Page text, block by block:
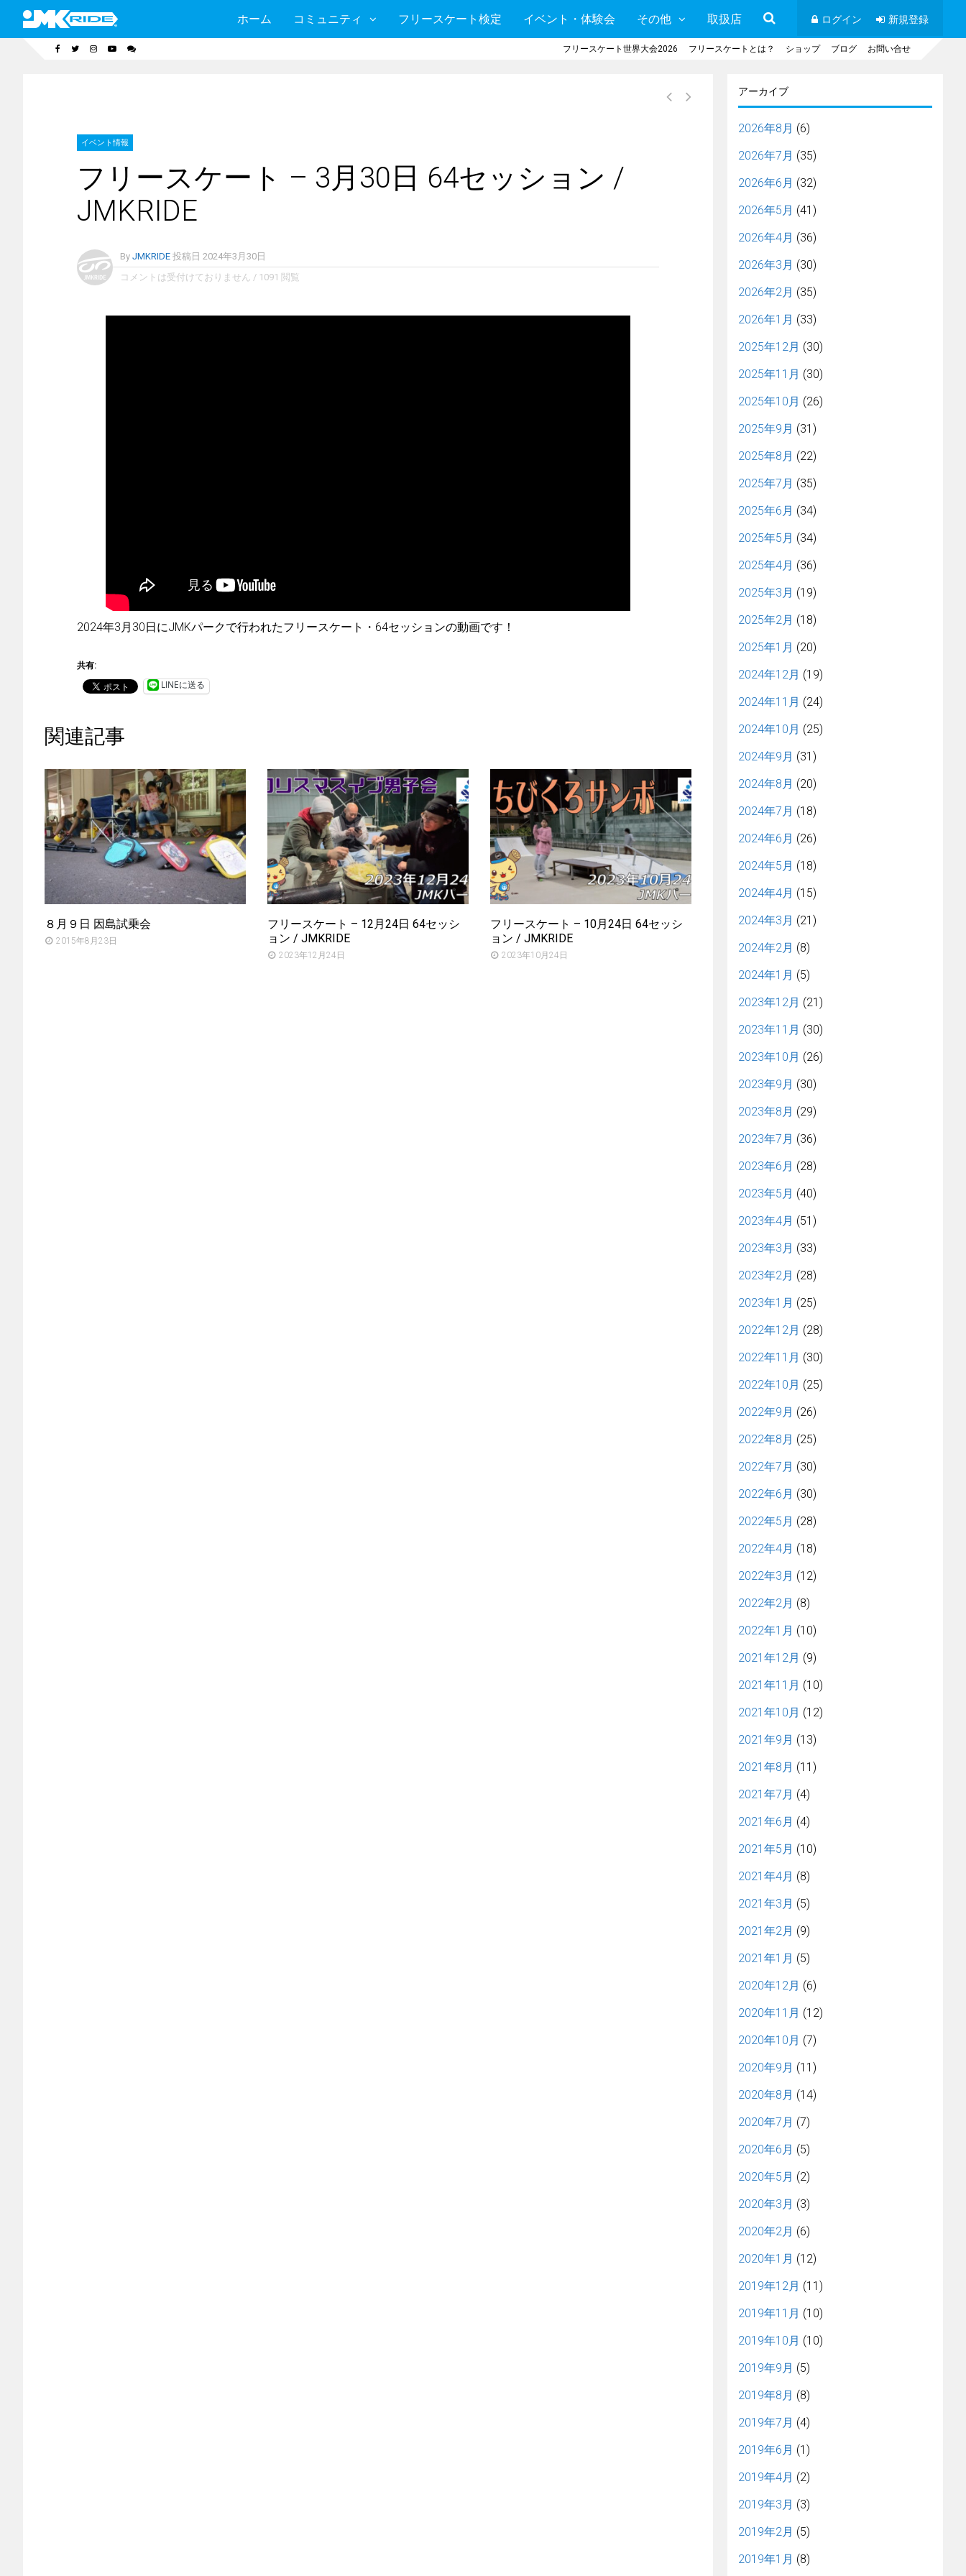
ホーム コミュニティ フリースケート検定 イベント・体験会 その他 取扱店 ログイン 新規登録
フリースケート世界大会2026 フリースケートとは？ ショップ ブログ お問い合せ
イベント情報
フリースケート – 3月30日 64セッション /
JMKRIDE
By JMKRIDE 投稿日 2024年3月30日
コメントは受付けておりません / 1091 閲覧
2024年3月30日にJMKパークで行われたフリースケート・64セッションの動画です！
共有:
LINEに送る
関連記事
８月９日 因島試乗会
2015年8月23日
フリースケート – 12月24日 64セッシ
ョン / JMKRIDE
2023年12月24日
フリースケート – 10月24日 64セッシ
ョン / JMKRIDE
2023年10月24日
アーカイブ
2026年8月 (6)
2026年7月 (35)
2026年6月 (32)
2026年5月 (41)
2026年4月 (36)
2026年3月 (30)
2026年2月 (35)
2026年1月 (33)
2025年12月 (30)
2025年11月 (30)
2025年10月 (26)
2025年9月 (31)
2025年8月 (22)
2025年7月 (35)
2025年6月 (34)
2025年5月 (34)
2025年4月 (36)
2025年3月 (19)
2025年2月 (18)
2025年1月 (20)
2024年12月 (19)
2024年11月 (24)
2024年10月 (25)
2024年9月 (31)
2024年8月 (20)
2024年7月 (18)
2024年6月 (26)
2024年5月 (18)
2024年4月 (15)
2024年3月 (21)
2024年2月 (8)
2024年1月 (5)
2023年12月 (21)
2023年11月 (30)
2023年10月 (26)
2023年9月 (30)
2023年8月 (29)
2023年7月 (36)
2023年6月 (28)
2023年5月 (40)
2023年4月 (51)
2023年3月 (33)
2023年2月 (28)
2023年1月 (25)
2022年12月 (28)
2022年11月 (30)
2022年10月 (25)
2022年9月 (26)
2022年8月 (25)
2022年7月 (30)
2022年6月 (30)
2022年5月 (28)
2022年4月 (18)
2022年3月 (12)
2022年2月 (8)
2022年1月 (10)
2021年12月 (9)
2021年11月 (10)
2021年10月 (12)
2021年9月 (13)
2021年8月 (11)
2021年7月 (4)
2021年6月 (4)
2021年5月 (10)
2021年4月 (8)
2021年3月 (5)
2021年2月 (9)
2021年1月 (5)
2020年12月 (6)
2020年11月 (12)
2020年10月 (7)
2020年9月 (11)
2020年8月 (14)
2020年7月 (7)
2020年6月 (5)
2020年5月 (2)
2020年3月 (3)
2020年2月 (6)
2020年1月 (12)
2019年12月 (11)
2019年11月 (10)
2019年10月 (10)
2019年9月 (5)
2019年8月 (8)
2019年7月 (4)
2019年6月 (1)
2019年4月 (2)
2019年3月 (3)
2019年2月 (5)
2019年1月 (8)